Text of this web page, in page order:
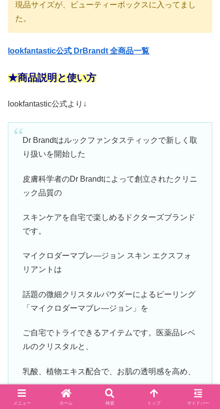
現品サイズが、ビューティーボックスに入ってまし
た。
lookfantastic公式 DrBrandt 全商品一覧
★商品説明と使い方
lookfantastic公式より↓
Dr Brandtはルックファンタスティックで新しく取
り扱いを開始した
皮膚科学者のDr Brandtによって創立されたクリニ
ック品質の
スキンケアを自宅で楽しめるドクターズブランド
です。
マイクロダーマブレ―ジョン スキン エクスフォ
リアントは
話題の微細クリスタルパウダーによるピーリング
「マイクロダーマブレ―ジョン」を
ご自宅でトライできるアイテムです。医薬品レベ
ルのクリスタルと、
乳酸、植物エキス配合で、お肌の透明感を高め、
ずっと触っていたくなるような柔らかいお肌にし
メニュー ホーム 検索 トップ サイドバー